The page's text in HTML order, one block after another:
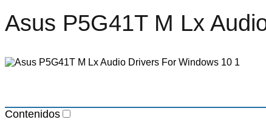
Asus P5G41T M Lx
Contenidos